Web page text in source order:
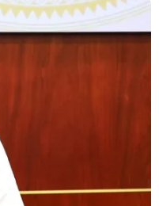
(TTXVN/Vietnam+)